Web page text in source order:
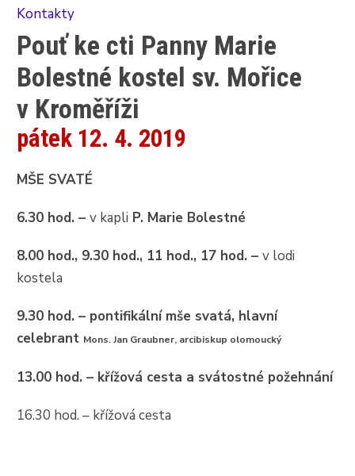
Kontakty
Pouť ke cti Panny Marie
Bolestné kostel sv. Mořice
v Kroměříži
pátek 12. 4. 2019
MŠE SVATÉ
6.30 hod. –v kapli P. Marie Bolestné
8.00 hod., 9.30 hod., 11 hod., 17 hod. –v lodi
kostela
9.30 hod. – pontifikální mše svatá, hlavní
celebrant Mons. Jan Graubner, arcibiskup olomoucký
13.00 hod. – křížová cesta a svátostné požehnání
16.30 hod. – křížová cesta